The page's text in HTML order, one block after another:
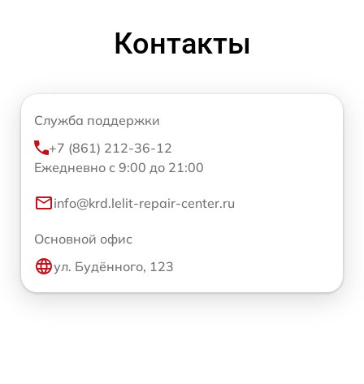
Контакты
Служба поддержки
+7 (861) 212-36-12
Ежедневно с 9:00 до 21:00
info@krd.lelit-repair-center.ru
Основной офис
ул. Будённого, 123